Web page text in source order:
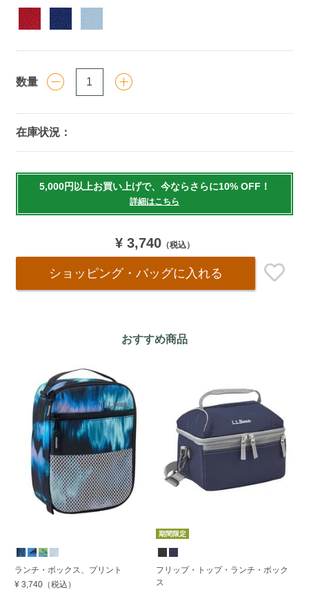
bag/g/P70705.html
数量
在庫状況：
to
5,000円以上お買い上げで、今ならさらに10% OFF！
詳細はこちら
¥ 3,740（税込）
ショッピング・バッグに入れる
おすすめ商品
ランチ・ボックス、プリント
¥ 3,740（税込）
期間限定
フリップ・トップ・ランチ・ボック
ス